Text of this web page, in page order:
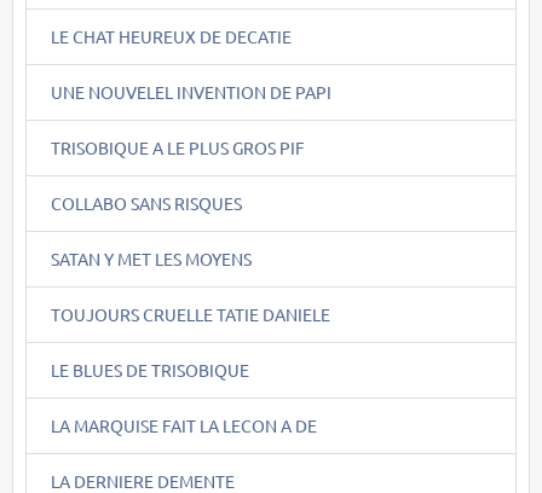
LE CHAT HEUREUX DE DECATIE
UNE NOUVELEL INVENTION DE PAPI
TRISOBIQUE A LE PLUS GROS PIF
COLLABO SANS RISQUES
SATAN Y MET LES MOYENS
TOUJOURS CRUELLE TATIE DANIELE
LE BLUES DE TRISOBIQUE
LA MARQUISE FAIT LA LECON A DE
LA DERNIERE DEMENTE